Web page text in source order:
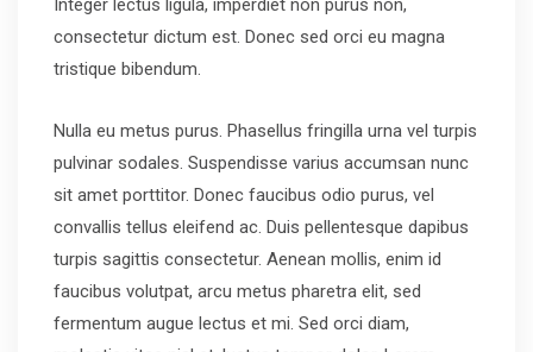
Integer lectus ligula, imperdiet non purus non,
consectetur dictum est. Donec sed orci eu magna
tristique bibendum.
Nulla eu metus purus. Phasellus fringilla urna vel turpis
pulvinar sodales. Suspendisse varius accumsan nunc
sit amet porttitor. Donec faucibus odio purus, vel
convallis tellus eleifend ac. Duis pellentesque dapibus
turpis sagittis consectetur. Aenean mollis, enim id
faucibus volutpat, arcu metus pharetra elit, sed
fermentum augue lectus et mi. Sed orci diam,